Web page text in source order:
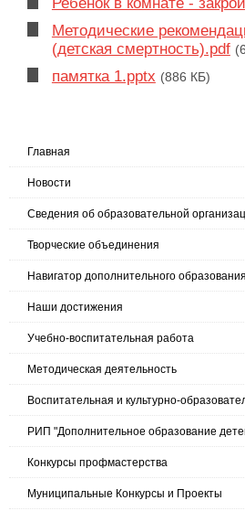
Методические
(детская смертность).pdf
памятка 1.pptx (886 КБ)
Главная
Новости
Сведения об образовательной
Творческие объединения
Навигатор дополнительного образования
Наши достижения
Учебно-воспитательная работа
Методическая деятельность
Воспитательная и культурно-
РИП "Дополнительное образование
Конкурсы профмастерства
Муниципальные Конкурсы и Проекты